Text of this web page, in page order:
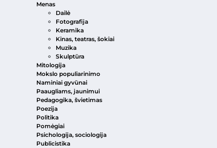
Menas
Dailė
Fotografija
Keramika
Kinas, teatras, šokiai
Muzika
Skulptūra
Mitologija
Mokslo populiarinimo
Naminiai gyvūnai
Paaugliams, jaunimui
Pedagogika, švietimas
Poezija
Politika
Pomėgiai
Psichologija, sociologija
Publicistika